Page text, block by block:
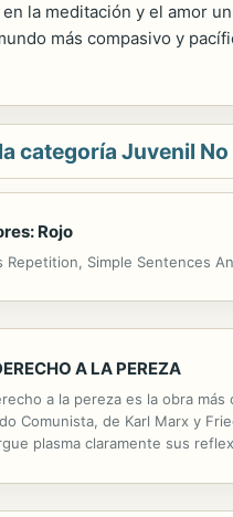
la meditación y el amor
más compasivo y
categoría Juvenil
Rojo
Repetition, Simple Sentences
A LA PEREZA
a la pereza es la obra
Comunista, de Karl Marx y
plasma claramente sus